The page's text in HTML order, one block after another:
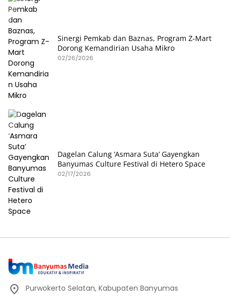
Sinergi Pemkab dan Baznas, Program Z-Mart
Dorong Kemandirian Usaha Mikro
02/26/2026
Dagelan Calung ‘Asmara Suta’ Gayengkan
Banyumas Culture Festival di Hetero Space
02/17/2026
Purwokerto Selatan, Kabupaten Banyumas